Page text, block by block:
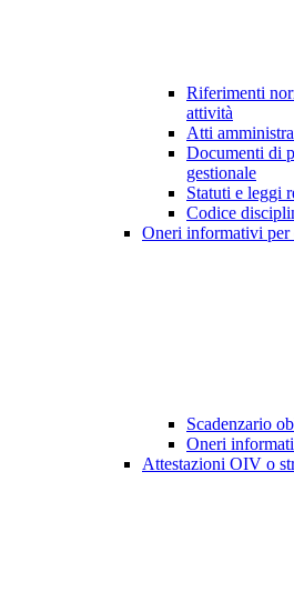
Riferimenti
attività
Atti
Documenti di
gestionale
Statuti e leggi
Codice
Oneri informativi per
Scadenzario
Oneri
Attestazioni OIV o